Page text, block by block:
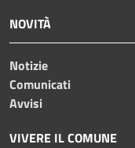
NOVITÀ
Notizie
Comunicati
Avvisi
VIVERE IL COMUNE